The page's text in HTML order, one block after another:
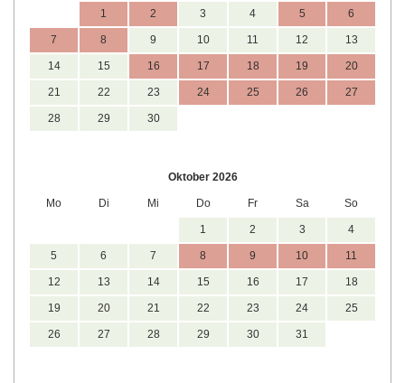
1 2 3 4 5 6
7 8 9 10 11 12 13
14 15 16 17 18 19 20
21 22 23 24 25 26 27
28 29 30
Oktober 2026
Mo Di Mi Do Fr Sa So
1 2 3 4
5 6 7 8 9 10 11
12 13 14 15 16 17 18
19 20 21 22 23 24 25
26 27 28 29 30 31